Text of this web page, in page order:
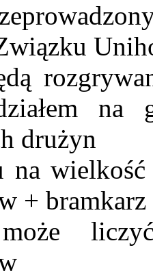
na
drużyn
na
+